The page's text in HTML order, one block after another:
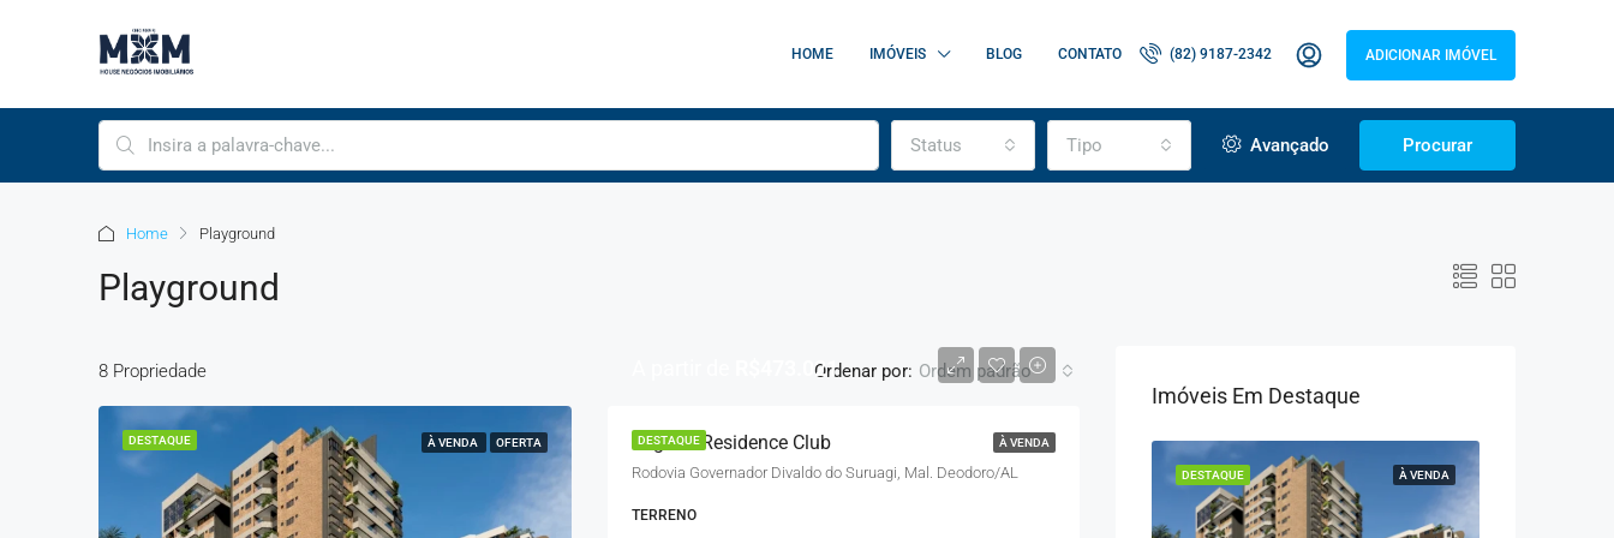
HOME IMÓVEIS BLOG CONTATO (82) 9187-2342 ADICIONAR IMÓVEL
Status Tipo Avançado Procurar
Home Playground
Playground
8 Propriedade Ordenar por: Ordem padrão
DESTAQUE À VENDA OFERTA DESTAQUE À VENDA
R$473.021
Lagoon Residence Club
Rodovia Governador Divaldo do Suruagi, Mal. Deodoro/AL
TERRENO
Imóveis Em Destaque
DESTAQUE À VENDA
DESTAQUE